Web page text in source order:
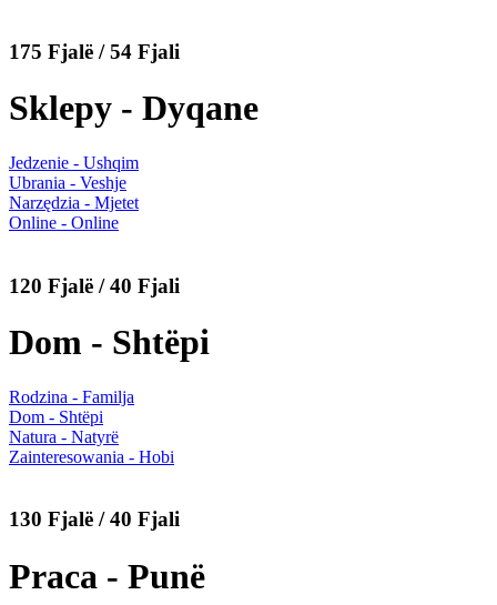
175 Fjalë / 54 Fjali
Sklepy - Dyqane
Jedzenie - Ushqim
Ubrania - Veshje
Narzędzia - Mjetet
Online - Online
120 Fjalë / 40 Fjali
Dom - Shtëpi
Rodzina - Familja
Dom - Shtëpi
Natura - Natyrë
Zainteresowania - Hobi
130 Fjalë / 40 Fjali
Praca - Punë